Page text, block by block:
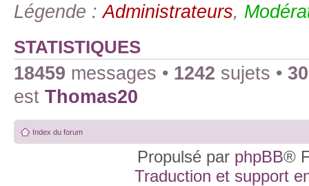
Légende :Administrateurs,
STATISTIQUES
18459 messages • 1242 sujets •
est Thomas20
Index du forum
Propulsé par phpBB®
Traduction et support